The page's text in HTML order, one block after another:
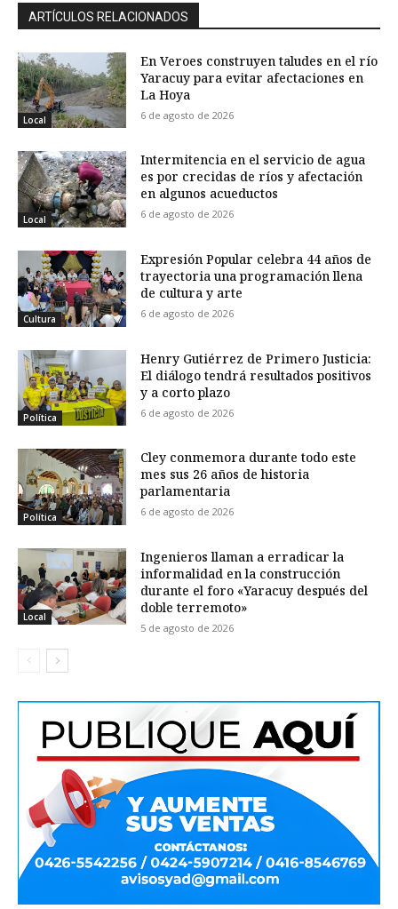
ARTÍCULOS RELACIONADOS
Local
En Veroes construyen taludes en el río
Yaracuy para evitar afectaciones en
La Hoya
6 de agosto de 2026
Local
Intermitencia en el servicio de agua
es por crecidas de ríos y afectación
en algunos acueductos
6 de agosto de 2026
Cultura
Expresión Popular celebra 44 años de
trayectoria una programación llena
de cultura y arte
6 de agosto de 2026
Política
Henry Gutiérrez de Primero Justicia:
El diálogo tendrá resultados positivos
y a corto plazo
6 de agosto de 2026
Política
Cley conmemora durante todo este
mes sus 26 años de historia
parlamentaria
6 de agosto de 2026
Local
Ingenieros llaman a erradicar la
informalidad en la construcción
durante el foro «Yaracuy después del
doble terremoto»
5 de agosto de 2026